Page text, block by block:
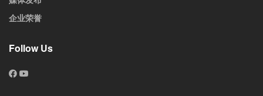
企业荣誉
Follow Us